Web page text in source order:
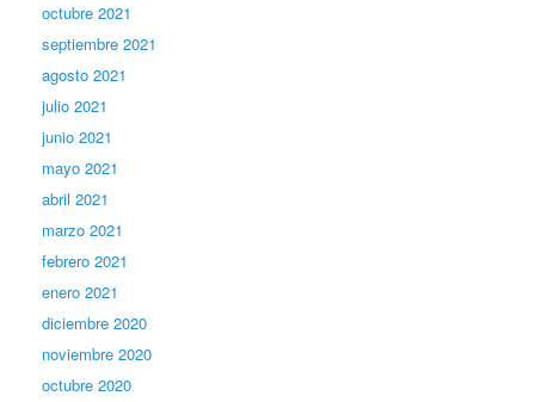
octubre 2021
septiembre 2021
agosto 2021
julio 2021
junio 2021
mayo 2021
abril 2021
marzo 2021
febrero 2021
enero 2021
diciembre 2020
noviembre 2020
octubre 2020